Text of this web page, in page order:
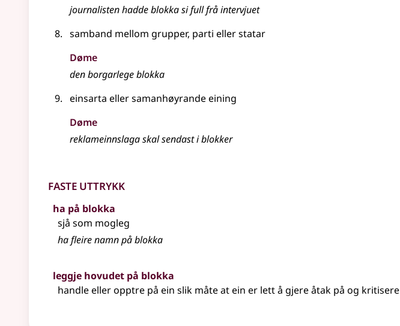
journalisten hadde blokka si full frå intervjuet
samband mellom grupper, parti ellerstatar
Døme
den borgarlege blokka
einsarta ellersamanhøyrande eining
Døme
reklameinnslaga skal sendast i blokker
Faste uttrykk
ha på blokka
sjå som mogleg
ha fleire namn på blokka
leggje hovudet på blokka
handle eller opptre på ein slik måte at ein er lett å gjere åtak på og kritisere